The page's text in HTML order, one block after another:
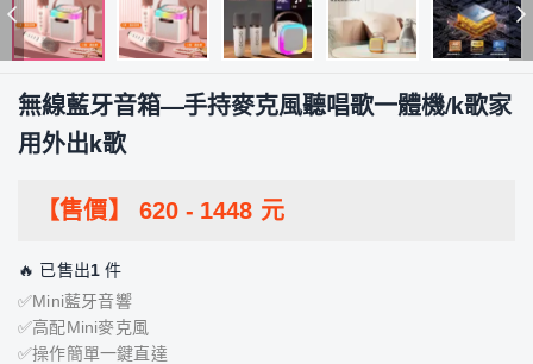
無線藍牙音箱—手持麥克風聽唱歌一體機/k歌家
用外出k歌
【售價】 620 - 1448 元
🔥 已售出1 件
✅Mini藍牙音響
✅高配Mini麥克風
✅操作簡單一鍵直達